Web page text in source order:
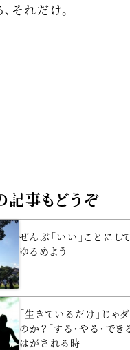
それだけ。
記事もどうぞ
ぜんぶ「いい」ことにし
ゆるめよう
「生きているだけ」じゃ
のか？「する・やる・でき
はがされる時